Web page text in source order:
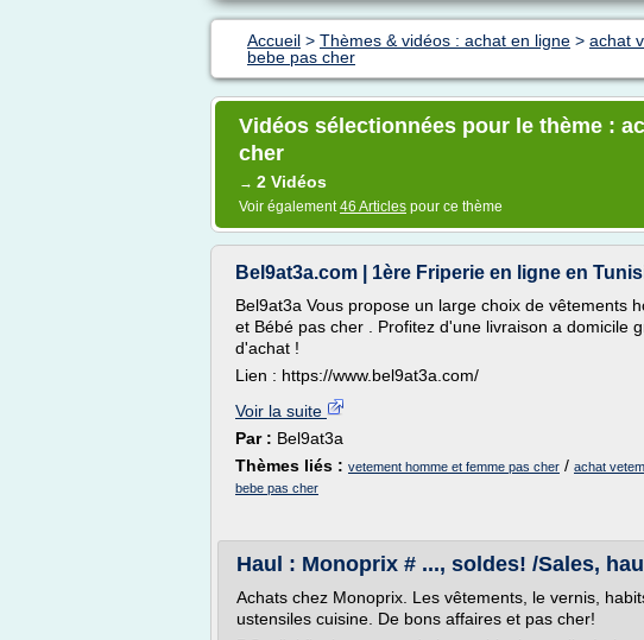
Accueil > Thèmes & vidéos : achat en ligne > achat
bebe pas cher
Vidéos sélectionnées pour le thème :
cher
→ 2 Vidéos
Voir également46 Articles pour ce thème
Bel9at3a.com | 1ère Friperie en ligne en
Bel9at3a Vous propose un large choix de vêtements
et Bébé pas cher . Profitez d'une livraison a domicile
d'achat !
Lien : https://www.bel9at3a.com/
Voir la suite
Par : Bel9at3a
Thèmes liés : vetement homme et femme pas cher / achat
bebe pas cher
Haul : Monoprix # ..., soldes! /Sales,
Achats chez Monoprix. Les vêtements, le vernis,
ustensiles cuisine. De bons affaires et pas cher!